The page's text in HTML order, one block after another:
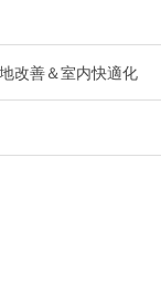
改善＆室内快適化